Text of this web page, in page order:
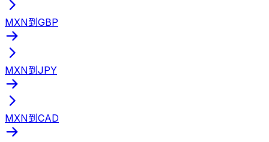
MXN到GBP
MXN到JPY
MXN到CAD